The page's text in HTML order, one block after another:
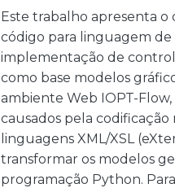
Este trabalho apresenta
código para linguagem
implementação de
como base modelos
ambiente Web IOPT-
causados pela
linguagens XML/XSL
transformar os modelos
programação Python.